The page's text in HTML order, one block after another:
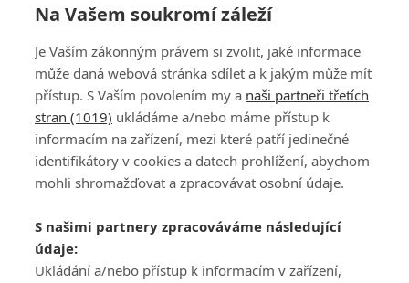
PŘIHLÁSIT
REGISTROVAT
DISKUZE
Šéfredaktorkou webu jePetr Slavík, e-mailserialy@fandimefilmu.cz
Máte-li zájem o inzerci na našem webu napište nám na e-mail
studio@koncal.com
Na Vašem soukromí záleží
Je Vaším zákonným právem si zvolit, jaké informace
může daná webová stránka sdílet a k jakým může mít
přístup. S Vaším povolením my a naši partneři třetích
stran (1019) ukládáme a/nebo máme přístup k
informacím na zařízení, mezi které patří jedinečné
identifikátory v cookies a datech prohlížení, abychom
mohli shromažďovat a zpracovávat osobní údaje.
S našimi partnery zpracováváme následující
údaje:
Ukládání a/nebo přístup k informacím v zařízení,